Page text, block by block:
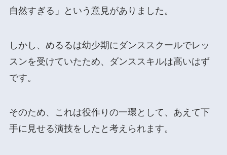
自然すぎる」という意見がありました。
しかし、めるるは幼少期にダンススクールでレッ
スンを受けていたため、ダンススキルは高いはず
です。
そのため、これは役作りの一環として、あえて下
手に見せる演技をしたと考えられます。